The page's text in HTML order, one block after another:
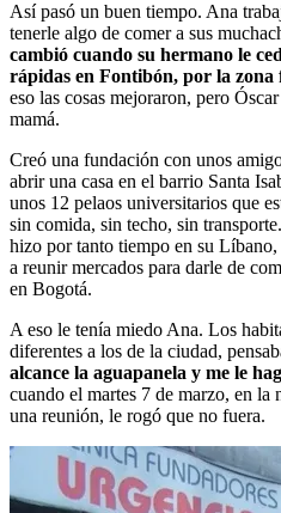
Así pasó un buen tiempo. Ana
tenerle algo de comer a sus
cambió cuando su hermano le
rápidas en Fontibón, por la zona
eso las cosas mejoraron, pero
mamá.
Creó una fundación con unos
abrir una casa en el barrio Santa
unos 12 pelaos universitarios que
sin comida, sin techo, sin
hizo por tanto tiempo en su
a reunir mercados para darle de
en Bogotá.
A eso le tenía miedo Ana. Los
diferentes a los de la ciudad,
alcance la aguapanela y me le
cuando el martes 7 de marzo, en la
una reunión, le rogó que no fuera.